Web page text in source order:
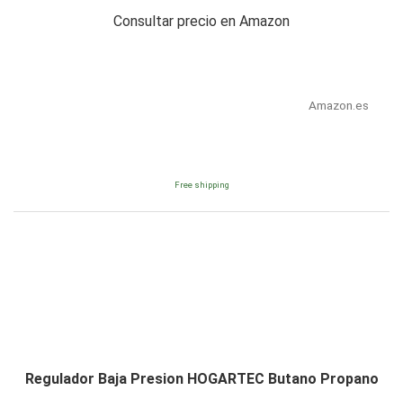
Consultar precio en Amazon
Amazon.es
Free shipping
Regulador Baja Presion HOGARTEC Butano Propano